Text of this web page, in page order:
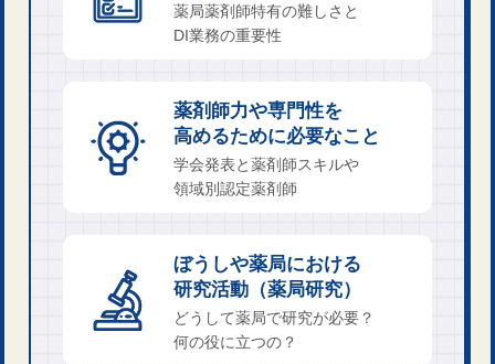
薬局薬剤師特有の難しさと
DI業務の重要性
薬剤師力や専門性を
高めるために必要なこと
学会発表と薬剤師スキルや
領域別認定薬剤師
ぼうしや薬局における
研究活動（薬局研究）
どうして薬局で研究が必要？
何の役に立つの？